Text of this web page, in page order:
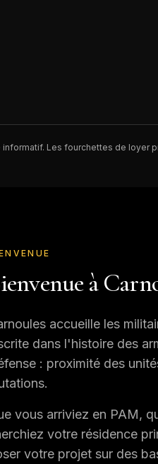
informatif. Les fourchettes de loyer
à
accueille les
dans l'histoire des
: proximité des
vous arriviez en PAM,
votre résidence
votre projet sur des